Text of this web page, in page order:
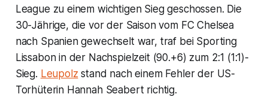
League zu einem wichtigen Sieg geschossen. Die
30-Jährige, die vor der Saison vom FC Chelsea
nach Spanien gewechselt war, traf bei Sporting
Lissabon in der Nachspielzeit (90.+6) zum 2:1 (1:1)-
Sieg. Leupolz stand nach einem Fehler der US-
Torhüterin Hannah Seabert richtig.